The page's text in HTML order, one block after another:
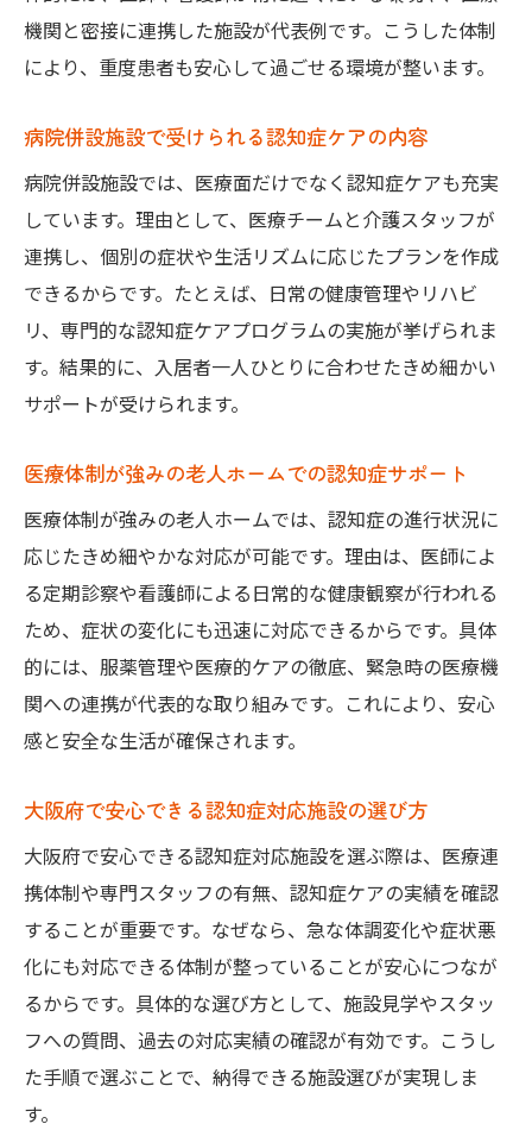
機関と密接に連携した施設が代表例です。こうした体制
により、重度患者も安心して過ごせる環境が整います。
病院併設施設で受けられる認知症ケアの内容
病院併設施設では、医療面だけでなく認知症ケアも充実
しています。理由として、医療チームと介護スタッフが
連携し、個別の症状や生活リズムに応じたプランを作成
できるからです。たとえば、日常の健康管理やリハビ
リ、専門的な認知症ケアプログラムの実施が挙げられま
す。結果的に、入居者一人ひとりに合わせたきめ細かい
サポートが受けられます。
医療体制が強みの老人ホームでの認知症サポート
医療体制が強みの老人ホームでは、認知症の進行状況に
応じたきめ細やかな対応が可能です。理由は、医師によ
る定期診察や看護師による日常的な健康観察が行われる
ため、症状の変化にも迅速に対応できるからです。具体
的には、服薬管理や医療的ケアの徹底、緊急時の医療機
関への連携が代表的な取り組みです。これにより、安心
感と安全な生活が確保されます。
大阪府で安心できる認知症対応施設の選び方
大阪府で安心できる認知症対応施設を選ぶ際は、医療連
携体制や専門スタッフの有無、認知症ケアの実績を確認
することが重要です。なぜなら、急な体調変化や症状悪
化にも対応できる体制が整っていることが安心につなが
るからです。具体的な選び方として、施設見学やスタッ
フへの質問、過去の対応実績の確認が有効です。こうし
た手順で選ぶことで、納得できる施設選びが実現しま
す。